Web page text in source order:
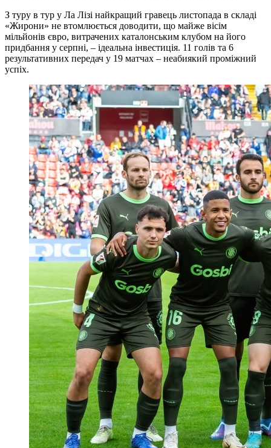
З туру в тур у Ла Лізі найкращий гравець листопада в складі
«Жирони» не втомлюється доводити, що майже вісім
мільйонів євро, витрачених каталонським клубом на його
придбання у серпні, – ідеальна інвестиція. 11 голів та 6
результативних передач у 19 матчах – неабиякий проміжний
успіх.